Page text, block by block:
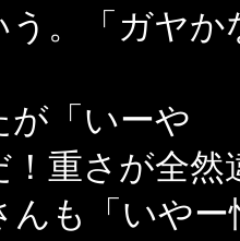
う。「ガヤ
が「いーや
重さが全
んも「いや